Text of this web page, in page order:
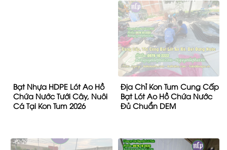
Bạt Nhựa HDPE Lót Ao Hồ
Chứa Nước Tưới Cây, Nuôi
Cá Tại Kon Tum 2026
Địa Chỉ Kon Tum Cung Cấp
Bạt Lót Ao Hồ Chứa Nước
Đủ Chuẩn DEM